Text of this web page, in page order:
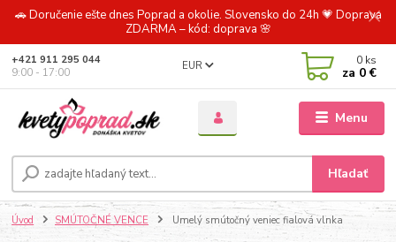
🚗 Doručenie ešte dnes Poprad a okolie. Slovensko do 24h 💗 Doprava
ZDARMA – kód: doprava 🌸
Menu
EUR
Hľadať
+421 911 295 044
9:00 - 17:00
0 ks
za 0 €
Úvod SMÚTOČNÉ VENCE Umelý smútočný veniec fialová vlnka